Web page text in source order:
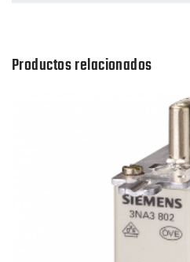
Productos relacionados